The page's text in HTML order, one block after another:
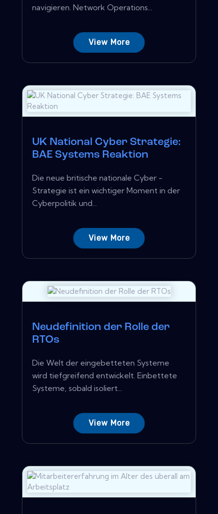
navigieren. Network Operations...
View More
UK National Cyber ​​Strategie:
BAE Systems Reaktion
Die neue britische nationale Cyber ​​-
Strategie ist ein wichtiger Moment in der
Cyberpolitik und...
View More
Neudefinition der Rolle der
RTOs
Die Welt der eingebetteten Systeme
wird tiefgreifend entwickelt. Einbettete
Systeme, sobald isoliert...
View More